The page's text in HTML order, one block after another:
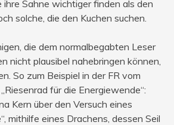
ihre Sahne wichtiger finden als den
solche, die den Kuchen suchen.
die dem normalbegabten Leser
nicht plausibel nahebringen können,
So zum Beispiel in der FR vom
für die Energiewende“:
Kern über den Versuch eines
mithilfe eines Drachens, dessen Seil